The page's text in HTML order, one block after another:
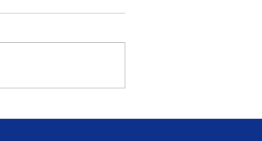
Desafío Buñuel